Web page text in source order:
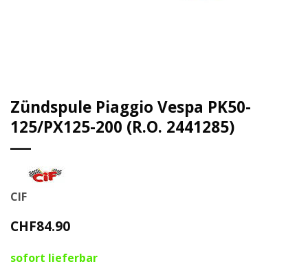
Zündspule Piaggio Vespa PK50-
125/PX125-200 (R.O. 2441285)
CIF
CHF84.90
sofort lieferbar